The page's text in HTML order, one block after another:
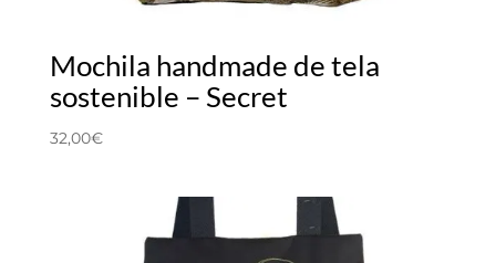
Mochila handmade de tela
sostenible – Secret
32,00€